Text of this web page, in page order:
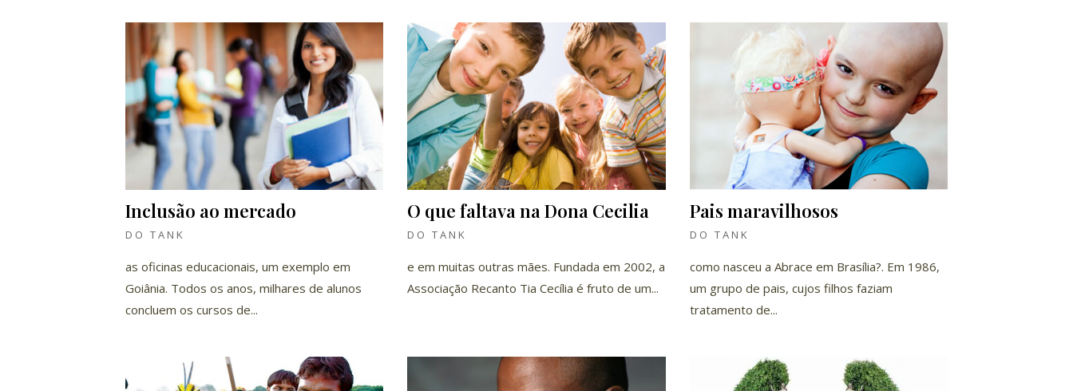
Inclusão ao mercado
DO TANK
as oficinas educacionais, um exemplo em
Goiânia. Todos os anos, milhares de alunos
concluem os cursos de...
O que faltava na Dona Cecilia
DO TANK
e em muitas outras mães. Fundada em 2002, a
Associação Recanto Tia Cecília é fruto de um...
Pais maravilhosos
DO TANK
como nasceu a Abrace em Brasília?. Em 1986,
um grupo de pais, cujos filhos faziam
tratamento de...